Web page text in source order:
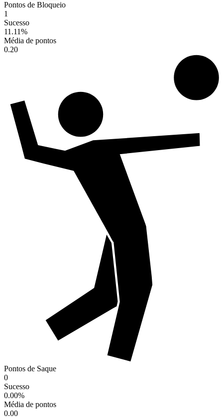
Pontos de Bloqueio
1
Sucesso
11.11%
Média de pontos
0.20
Pontos de Saque
0
Sucesso
0.00%
Média de pontos
0.00